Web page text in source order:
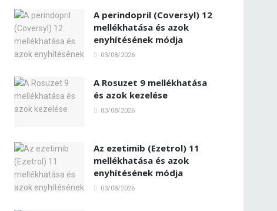
A perindopril (Coversyl) 12
mellékhatása és azok
enyhítésének módja
03/08/2026
A Rosuzet 9 mellékhatása
és azok kezelése
03/08/2026
Az ezetimib (Ezetrol) 11
mellékhatása és azok
enyhítésének módja
03/08/2026